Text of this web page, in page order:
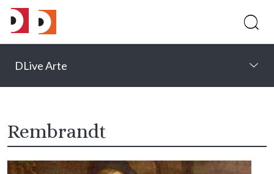
DLive Arte
Rembrandt